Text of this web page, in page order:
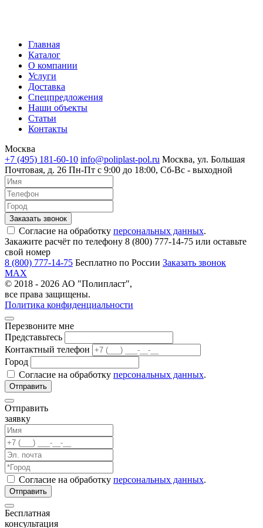
Главная
Каталог
О компании
Услуги
Доставка
Спецпредложения
Наши объекты
Статьи
Контакты
Москва
+7 (495) 181-60-10 info@poliplast-pol.ru Москва, ул. Большая
Почтовая, д. 26 Пн-Пт c 9:00 до 18:00, Сб-Вс - выходной
Согласие на обработку персональных данных.
Закажите расчёт по телефону 8 (800) 777-14-75 или оставьте
свой номер
8 (800) 777-14-75 Бесплатно по России Заказать звонок
MAX
© 2018 - 2026 АО "Полипласт",
все права защищены.
Политика конфиденциальности
Перезвоните мне
Представьтесь
Контактный телефон
Город
Согласие на обработку персональных данных.
Отправить
заявку
Согласие на обработку персональных данных.
Бесплатная
консультация